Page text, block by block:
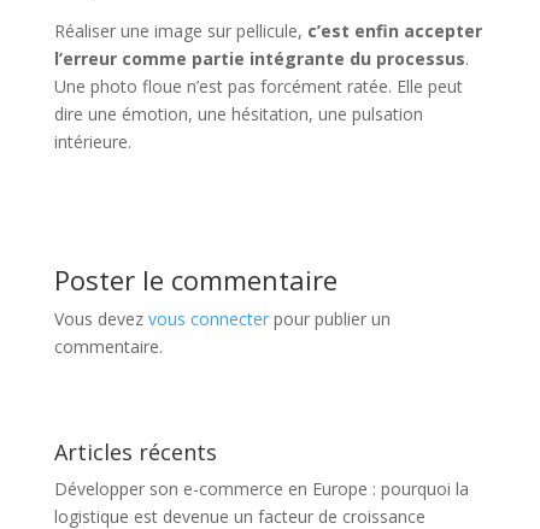
Réaliser une image sur pellicule, c’est enfin accepter
l’erreur comme partie intégrante du processus.
Une photo floue n’est pas forcément ratée. Elle peut
dire une émotion, une hésitation, une pulsation
intérieure.
Poster le commentaire
Vous devez vous connecterpour publier un
commentaire.
Articles récents
Développer son e-commerce en Europe : pourquoi la
logistique est devenue un facteur de croissance